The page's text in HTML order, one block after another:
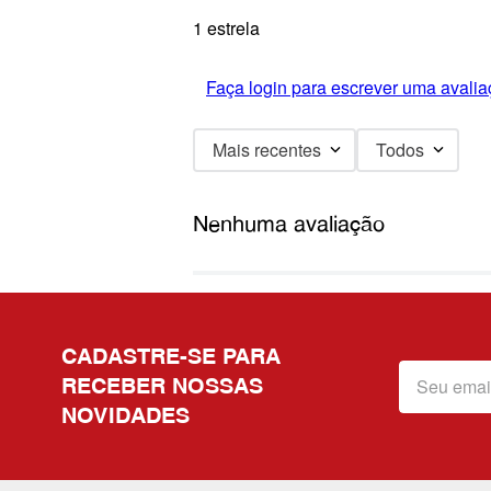
1 estrela
Faça login para escrever uma
Mais recentes Todos
Nenhuma avaliação
CADASTRE-SE PARA
RECEBER NOSSAS
NOVIDADES